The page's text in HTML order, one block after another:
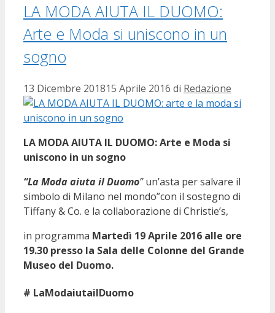
LA MODA AIUTA IL DUOMO:
Arte e Moda si uniscono in un
sogno
13 Dicembre 201815 Aprile 2016 di Redazione
LA MODA AIUTA IL DUOMO: Arte e Moda si
uniscono in un sogno
“La Moda aiuta il Duomo”un’asta per salvare il
simbolo di Milano nel mondo”con il sostegno di
Tiffany & Co. e la collaborazione di Christie’s,
in programma Martedì 19 Aprile 2016 alle ore
19.30 presso la Sala delle Colonne del Grande
Museo del Duomo.
‪#‎ LaModaiutailDuomo